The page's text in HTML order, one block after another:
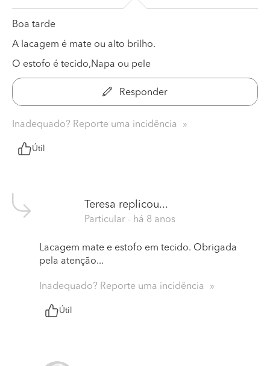
Boa tarde
A lacagem é mate ou alto brilho.
O estofo é tecido,Napa ou pele
Responder
Inadequado? Reporte uma incidência
Útil
Teresa replicou...
Particular - há 8 anos
Lacagem mate e estofo em tecido. Obrigada
pela atenção...
Inadequado? Reporte uma incidência
Útil